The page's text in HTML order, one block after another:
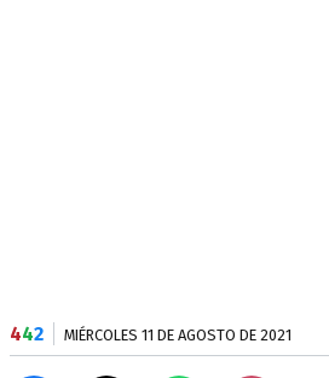
442 MIÉRCOLES 11 DE AGOSTO DE 2021